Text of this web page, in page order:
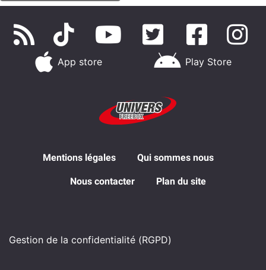
App store Play Store
Mentions légales Qui sommes nous
Nous contacter Plan du site
Gestion de la confidentialité (RGPD)